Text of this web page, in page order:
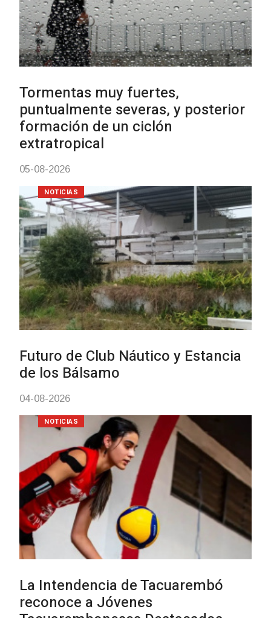
Clases de Muai Thai en
Charrúa
03-08-2026
Turismo accesible para
mayores
vacunación contra el
meningococo